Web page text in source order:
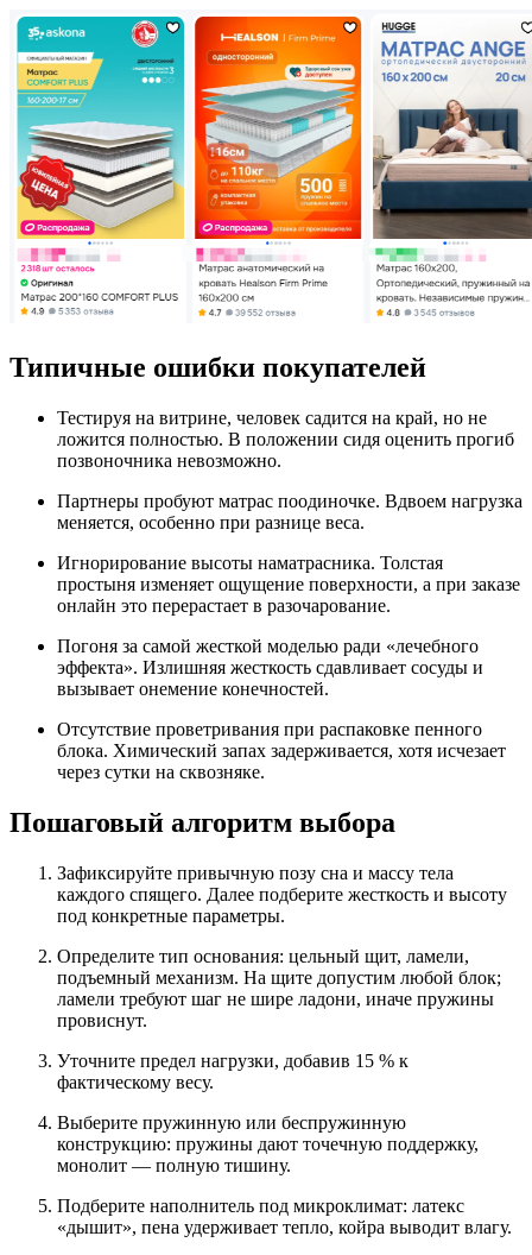
Типичные ошибки покупателей
Тестируя на витрине, человек садится на край, но не
ложится полностью. В положении сидя оценить прогиб
позвоночника невозможно.
Партнеры пробуют матрас поодиночке. Вдвоем нагрузка
меняется, особенно при разнице веса.
Игнорирование высоты наматрасника. Толстая
простыня изменяет ощущение поверхности, а при заказе
онлайн это перерастает в разочарование.
Погоня за самой жесткой моделью ради «лечебного
эффекта». Излишняя жесткость сдавливает сосуды и
вызывает онемение конечностей.
Отсутствие проветривания при распаковке пенного
блока. Химический запах задерживается, хотя исчезает
через сутки на сквозняке.
Пошаговый алгоритм выбора
Зафиксируйте привычную позу сна и массу тела
каждого спящего. Далее подберите жесткость и высоту
под конкретные параметры.
Определите тип основания: цельный щит, ламели,
подъемный механизм. На щите допустим любой блок;
ламели требуют шаг не шире ладони, иначе пружины
провиснут.
Уточните предел нагрузки, добавив 15 % к
фактическому весу.
Выберите пружинную или беспружинную
конструкцию: пружины дают точечную поддержку,
монолит — полную тишину.
Подберите наполнитель под микроклимат: латекс
«дышит», пена удерживает тепло, койра выводит влагу.